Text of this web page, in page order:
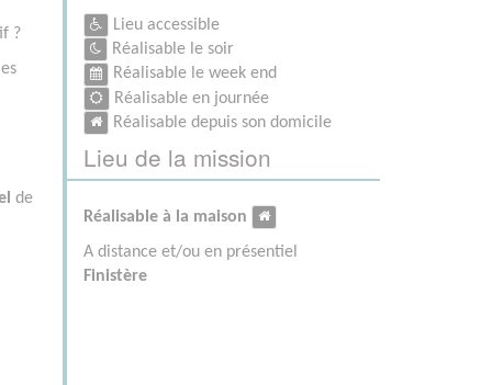
?
de
Lieu accessible
Réalisable le soir
Réalisable le week end
Réalisable en journée
Réalisable depuis son domicile
Lieu de la mission
Réalisable à la maison
A distance et/ou en présentiel
Finistère